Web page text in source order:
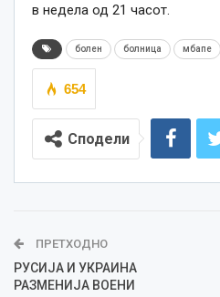
в недела од 21 часот.
болен болница мбапе
654
Сподели
ПРЕТХОДНО
РУСИЈА И УКРАИНА
РАЗМЕНИЈА ВОЕНИ